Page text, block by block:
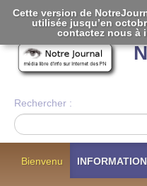
Rechercher :
Bienvenu
Cette version de
utilisée jusqu’en
contactez nous à